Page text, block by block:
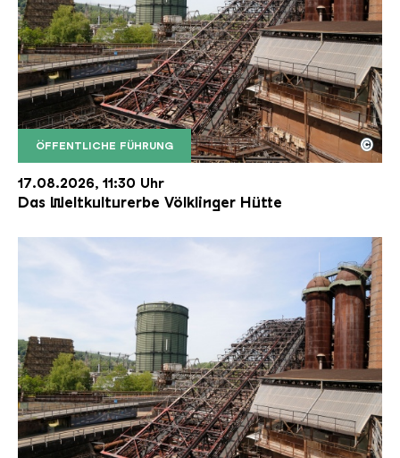
ÖFFENTLICHE FÜHRUNG
Der Erzschrägaufzug der Völklinger Hütte mit
Copyright: Weltkulturerbe Völklinger Hütte | Karl
©
17.08.2026, 11:30 Uhr
Das Weltkulturerbe Völklinger Hütte